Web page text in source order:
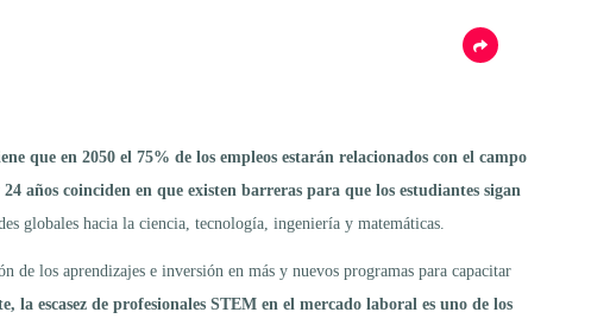
que en 2050 el 75% de los empleos estarán relacionados con el campo
años coinciden en que existen barreras para que los estudiantes sigan
globales hacia la ciencia, tecnología, ingeniería y matemáticas.
de los aprendizajes e inversión en más y nuevos programas para capacitar
la escasez de profesionales STEM en el mercado laboral es uno de los